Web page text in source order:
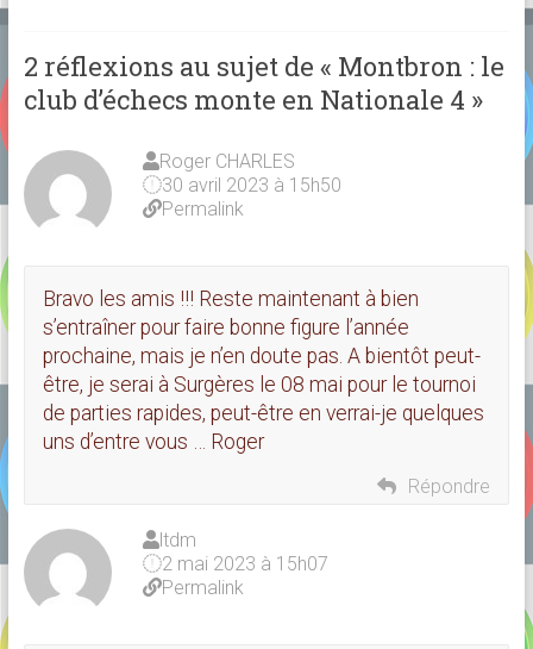
2 réflexions au sujet de « Montbron : le
club d’échecs monte en Nationale 4 »
Roger CHARLES
30 avril 2023 à 15h50
Permalink
Bravo les amis !!! Reste maintenant à bien
s’entraîner pour faire bonne figure l’année
prochaine, mais je n’en doute pas. A bientôt peut-
être, je serai à Surgères le 08 mai pour le tournoi
de parties rapides, peut-être en verrai-je quelques
uns d’entre vous … Roger
Répondre
ltdm
2 mai 2023 à 15h07
Permalink